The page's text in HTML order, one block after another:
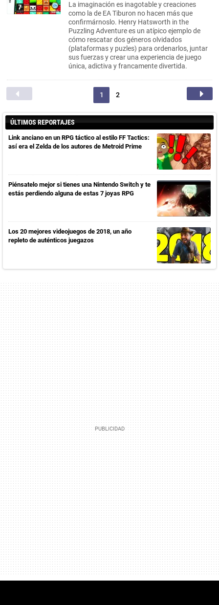
La imaginación es inagotable y creaciones
como la de EA Tiburon no hacen más que
confirmárnoslo. Henry Hatsworth in the
Puzzling Adventure es un atípico ejemplo de
cómo rescatar dos géneros olvidados
(plataformas y puzles) para ordenarlos, juntar
sus fuerzas y crear una experiencia de juego
única, adictiva y francamente divertida.
1 2
ÚLTIMOS REPORTAJES
Link anciano en un RPG táctico al estilo FF Tactics:
así era el Zelda de los autores de Metroid Prime
Piénsatelo mejor si tienes una Nintendo Switch y te
estás perdiendo alguna de estas 7 joyas RPG
Los 20 mejores videojuegos de 2018, un año
repleto de auténticos juegazos